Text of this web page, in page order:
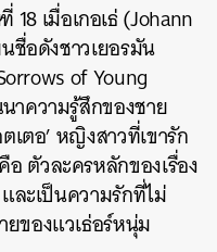
เมื่อเกอเธ่ (Johann
ชื่อดังชาวเยอรมัน
of Young
าความรู้สึกของชาย
เตอ’ หญิงสาวที่เขารัก
ตัวละครหลักของเรื่อง
ละเป็นความรักที่ไม่
ของแวเธ่อร์หนุ่ม